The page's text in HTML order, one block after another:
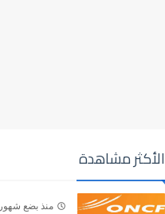
الأكثر مشاهدة
منذ بضع شهور